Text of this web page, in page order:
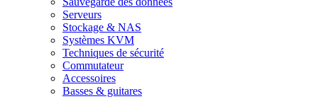
Serveurs
Stockage & NAS
Systèmes KVM
Techniques de sécurité
Commutateur
Accessoires
Basses & guitares